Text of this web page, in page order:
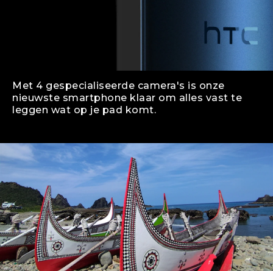
Met 4 gespecialiseerde camera's is onze
nieuwste smartphone klaar om alles vast te
leggen wat op je pad komt.